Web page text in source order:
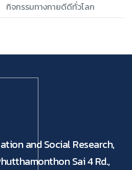
กิจกรรมทางกายดีดีทั่วโลก
and Social Research,
Sai 4 Rd.,